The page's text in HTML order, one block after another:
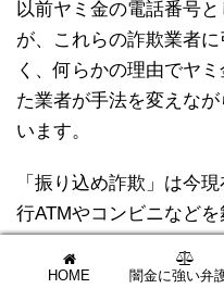
以前ヤミ金の電話番号
が、これらの詐欺業者
く、何らかの理由でヤ
た業者が手法を変えな
います。
「振り込め詐欺」は今
行ATMやコンビニなど
業者にだまされるとい
HOME 闇金に強い弁